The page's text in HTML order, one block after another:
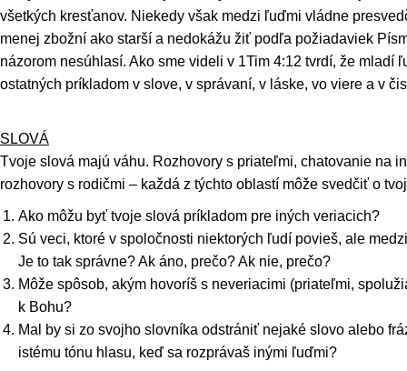
všetkých kresťanov. Niekedy však medzi ľuďmi vládne
menej zbožní ako starší a nedokážu žiť podľa požiadaviek
názorom nesúhlasí. Ako sme videli v 1Tim 4:12 tvrdí, že mladí
ostatných príkladom v slove, v správaní, v láske, vo viere a v
SLOVÁ
Tvoje slová majú váhu. Rozhovory s priateľmi, chatovanie na
rozhovory s rodičmi – každá z týchto oblastí môže svedčiť o
Ako môžu byť tvoje slová príkladom pre iných veriacich?
Sú veci, ktoré v spoločnosti niektorých ľudí povieš, ale
Je to tak správne? Ak áno, prečo? Ak nie, prečo?
Môže spôsob, akým hovoríš s neveriacimi (priateľmi,
k Bohu?
Mal by si zo svojho slovníka odstrániť nejaké slovo alebo
istému tónu hlasu, keď sa rozprávaš inými ľuďmi?